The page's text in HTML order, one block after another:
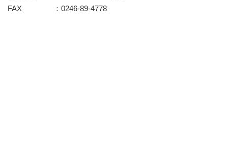
FAX
0246-89-4778